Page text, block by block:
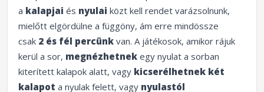
a kalapjai és nyulai közt kell rendet varázsolnunk,
mielőtt elgördülne a függöny, ám erre mindössze
csak 2 és fél percünk van. A játékosok, amikor rájuk
kerül a sor, megnézhetnek egy nyulat a sorban
kiterített kalapok alatt, vagy kicserélhetnek két
kalapot a nyulak felett, vagy nyulastól